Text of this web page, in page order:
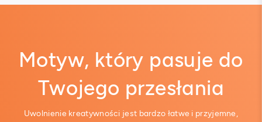
Motyw, który pasuje do
Twojego przesłania
Uwolnienie kreatywności jest bardzo łatwe i przyjemne,